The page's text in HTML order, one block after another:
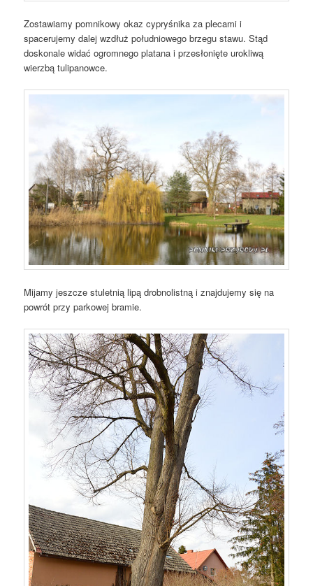
Zostawiamy pomnikowy okaz cypryśnika za plecami i
spacerujemy dalej wzdłuż południowego brzegu stawu. Stąd
doskonale widać ogromnego platana i przesłonięte urokliwą
wierzbą tulipanowce.
Mijamy jeszcze stuletnią lipą drobnolistną i znajdujemy się na
powrót przy parkowej bramie.